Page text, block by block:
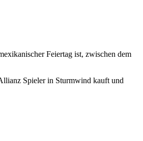
Feiertag ist, zwischen dem
Spieler in Sturmwind kauft und